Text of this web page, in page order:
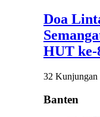
Doa
HUT ke-
32 Kunjungan
Banten